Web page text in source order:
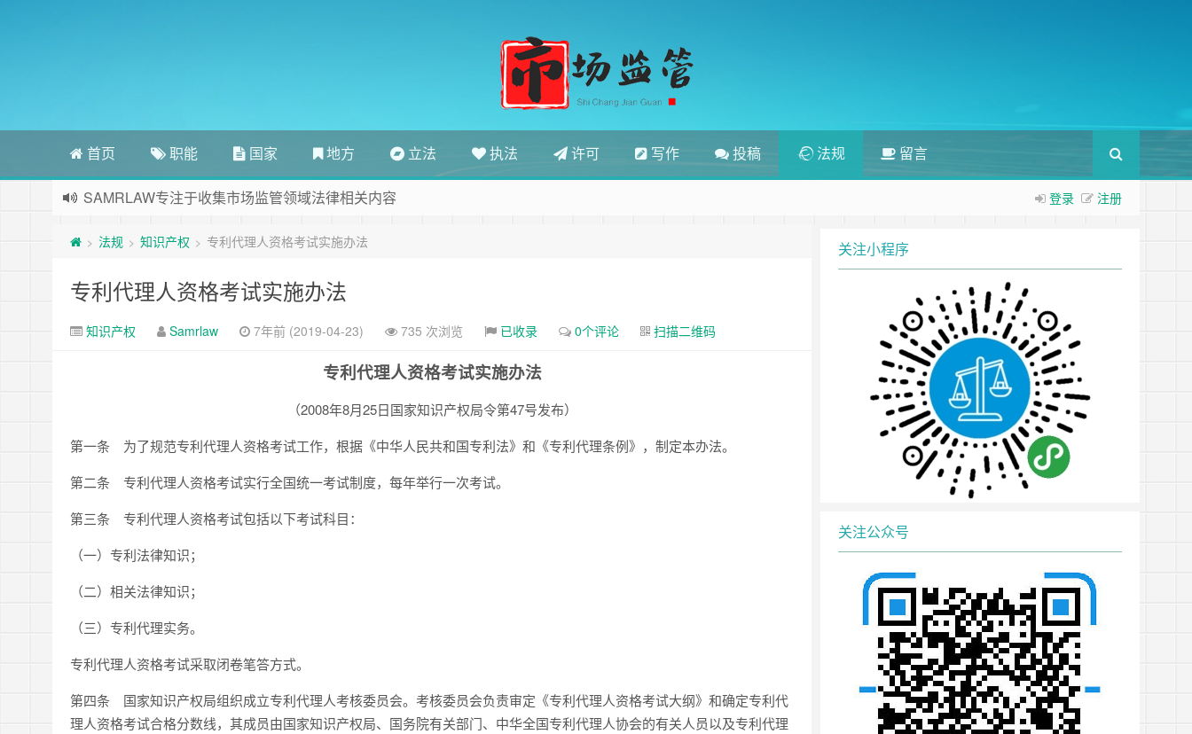
首页 职能 国家 地方 立法 执法 许可 写作 投稿 法规 留言
登录 注册
SAMRLAW专注于收集市场监管领域法律相关内容
> 法规 > 知识产权 > 专利代理人资格考试实施办法
专利代理人资格考试实施办法
知识产权 Samrlaw 7年前 (2019-04-23) 735 次浏览 已收录 0个评论 扫描二维码
专利代理人资格考试实施办法
（2008年8月25日国家知识产权局令第47号发布）
第一条 为了规范专利代理人资格考试工作，根据《中华人民共和国专利法》和《专利代理条例》，制定本办法。
第二条 专利代理人资格考试实行全国统一考试制度，每年举行一次考试。
第三条 专利代理人资格考试包括以下考试科目：
（一）专利法律知识；
（二）相关法律知识；
（三）专利代理实务。
专利代理人资格考试采取闭卷笔答方式。
第四条 国家知识产权局组织成立专利代理人考核委员会。考核委员会负责审定《专利代理人资格考试大纲》和确定专利代
理人资格考试合格分数线，其成员由国家知识产权局、国务院有关部门、中华全国专利代理人协会的有关人员以及专利代理
关注小程序
关注公众号